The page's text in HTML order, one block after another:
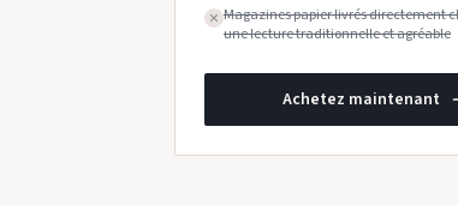
Magazines papier livrés directement
une lecture traditionnelle et agréable
Achetez maintenant